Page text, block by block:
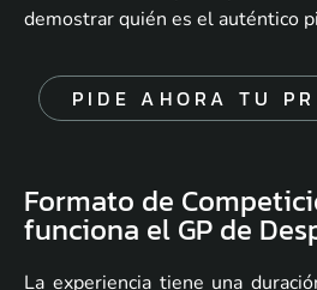
demostrar quién es el auténtico
PIDE AHORA TU
Formato de
funciona el GP de
La experiencia tiene una